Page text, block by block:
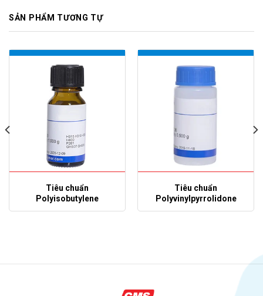
SẢN PHẨM TƯƠNG TỰ
Tiêu chuẩn
Polyisobutylene
Tiêu chuẩn
Polyvinylpyrrolidone